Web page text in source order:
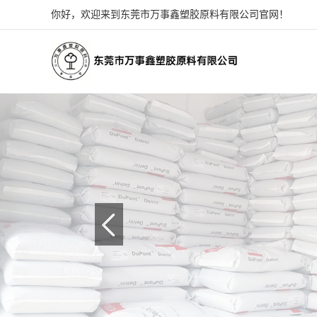
你好，欢迎来到东莞市万事鑫塑胶原料有限公司官网！